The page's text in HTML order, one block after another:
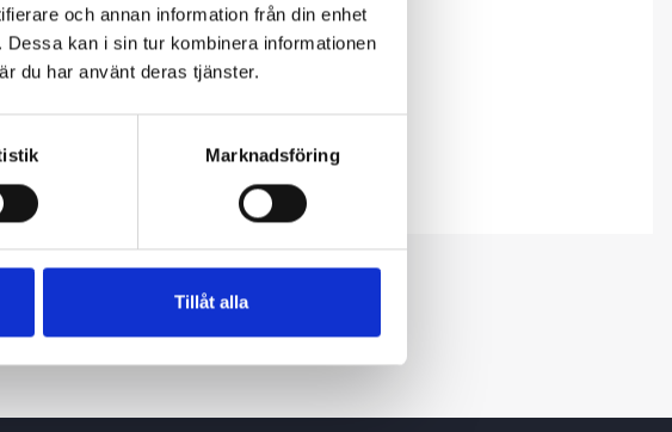
och annan information från din enhet
kan i sin tur kombinera informationen
du har använt deras tjänster.
Marknadsföring
Tillåt alla